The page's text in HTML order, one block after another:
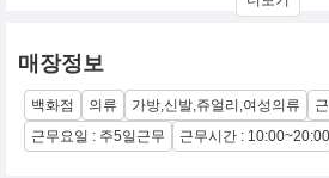
으로 쉬크한 글래머러스함을 표현하고 있
매장정보
백화점 의류 가방,신발,쥬얼리,여성의류
근무요일 : 주5일근무
근무시간 : 10:00~20:00